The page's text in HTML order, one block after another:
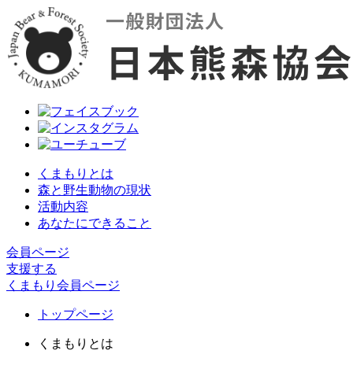
くまもりとは
森と野生動物の現状
活動内容
あなたにできること
会員ページ
支援する
くまもり会員ページ
トップページ
くまもりとは